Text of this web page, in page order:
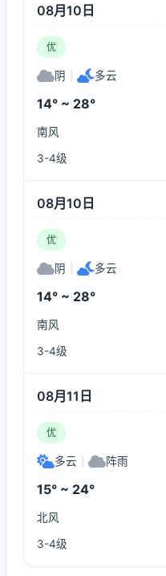
08月10日
优
阴 多云
14° ~ 28°
南风
3-4级
08月10日
优
阴 多云
14° ~ 28°
南风
3-4级
08月11日
优
多云 阵雨
15° ~ 24°
北风
3-4级